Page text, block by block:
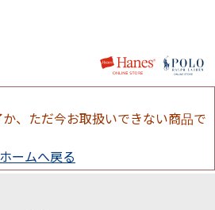
、ただ今お取扱いできない商品で
ホームへ戻る